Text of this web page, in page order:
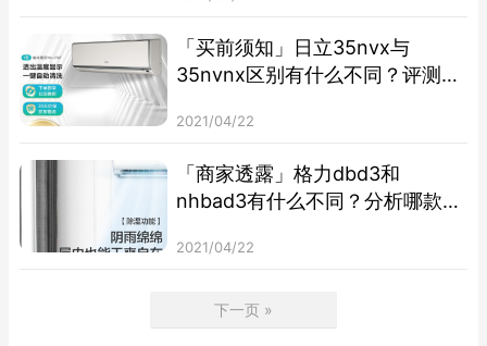
「买前须知」日立35nvx与
35nvnx区别有什么不同？评测比
2021/04/22
「商家透露」格力dbd3和
nhbad3有什么不同？分析哪款更
2021/04/22
下一页 »